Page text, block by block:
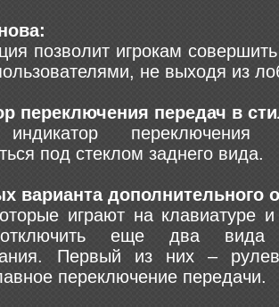
позволит игрокам
не выходя из
переключения передач в
переключения
под стеклом заднего вида.
варианта дополнительного
играют на клавиатуре
еще два вида
Первый из них –
переключение передачи.